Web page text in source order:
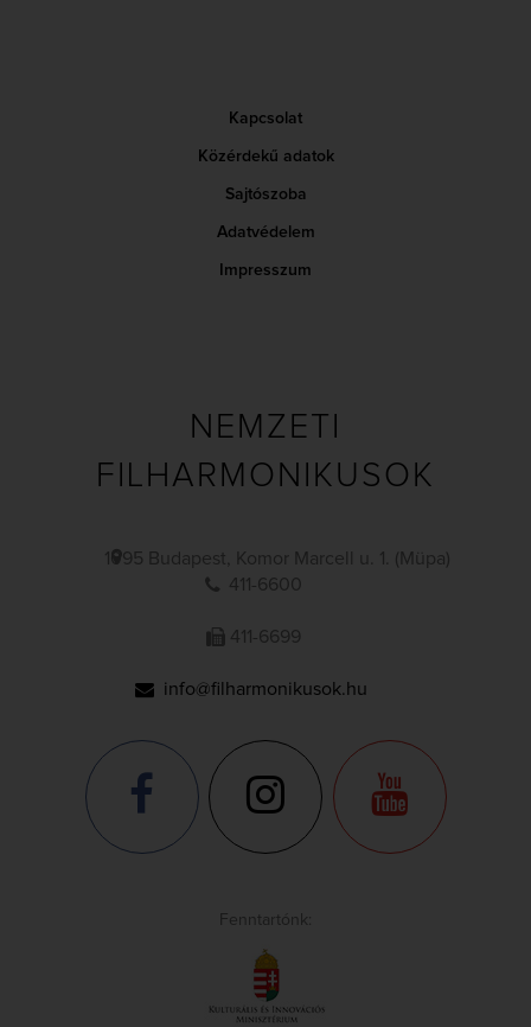
Kapcsolat
Közérdekű adatok
Sajtószoba
Adatvédelem
Impresszum
NEMZETI
FILHARMONIKUSOK
1095 Budapest, Komor Marcell u. 1. (Müpa)
411-6600
411-6699
info@filharmonikusok.hu
Fenntartónk: